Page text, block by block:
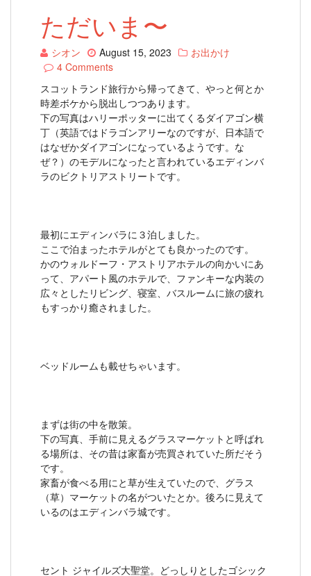
ただいま〜
シオン August 15, 2023
お出かけ
4 Comments
スコットランド旅行から帰ってきて、やっと何とか
時差ボケから脱出しつつあります。
下の写真はハリーポッターに出てくるダイアゴン横
丁（英語ではドラゴンアリーなのですが、日本語で
はなぜかダイアゴンになっているようです。な
ぜ？）のモデルになったと言われているエディンバ
ラのビクトリアストリートです。
最初にエディンバラに３泊しました。
ここで泊まったホテルがとても良かったのです。
かのウォルドーフ・アストリアホテルの向かいにあ
って、アパート風のホテルで、ファンキーな内装の
広々としたリビング、寝室、バスルームに旅の疲れ
もすっかり癒されました。
ベッドルームも載せちゃいます。
まずは街の中を散策。
下の写真、手前に見えるグラスマーケットと呼ばれ
る場所は、その昔は家畜が売買されていた所だそう
です。
家畜が食べる用にと草が生えていたので、グラス
（草）マーケットの名がついたとか。後ろに見えて
いるのはエディンバラ城です。
セント ジャイルズ大聖堂。どっしりとしたゴシック